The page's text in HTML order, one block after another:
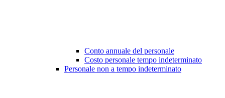
Conto annuale del personale
Costo personale tempo indeterminato
Personale non a tempo indeterminato